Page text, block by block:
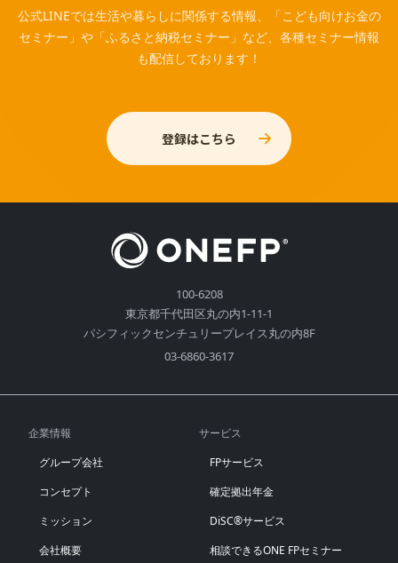
公式LINEでは生活や暮らしに関係する情報、「こども向けお金の
セミナー」や「ふるさと納税セミナー」など、各種セミナー情報
も配信しております！
登録はこちら
100-6208
東京都千代田区丸の内1-11-1
パシフィックセンチュリープレイス丸の内8F
03-6860-3617
企業情報
グループ会社
コンセプト
ミッション
会社概要
サービス
FPサービス
確定拠出年金
DiSC®サービス
相談できるONE FPセミナー